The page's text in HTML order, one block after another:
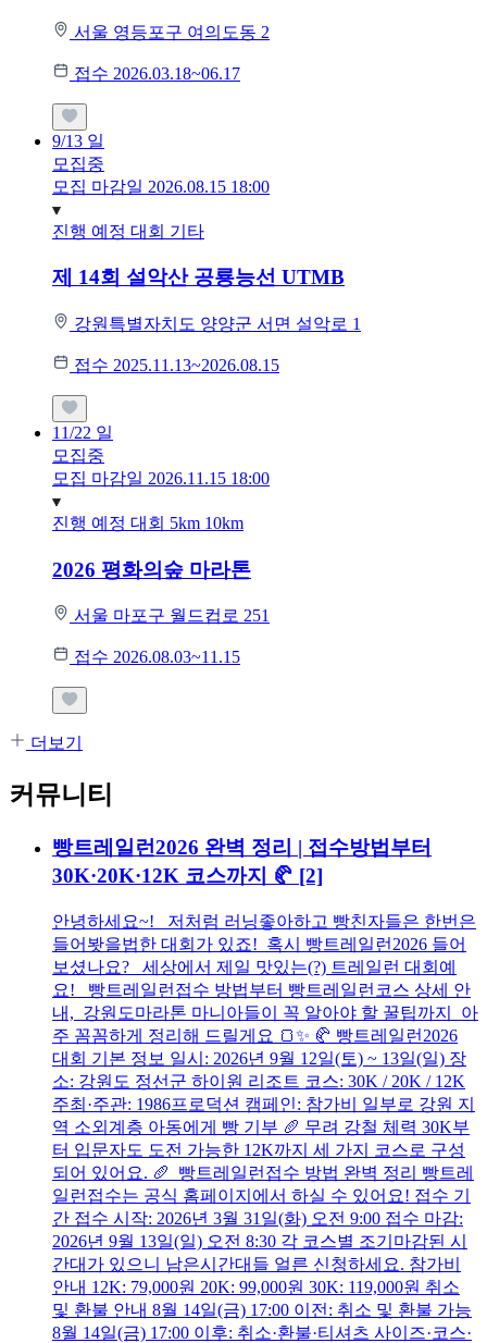
서울 영등포구 여의도동 2
접수 2026.03.18~06.17
9/13 일
모집중
모집 마감일 2026.08.15 18:00
진행 예정 대회 기타
제 14회 설악산 공룡능선 UTMB
강원특별자치도 양양군 서면 설악로 1
접수 2025.11.13~2026.08.15
11/22 일
모집중
모집 마감일 2026.11.15 18:00
진행 예정 대회 5km 10km
2026 평화의숲 마라톤
서울 마포구 월드컵로 251
접수 2026.08.03~11.15
더보기
커뮤니티
빵트레일런2026 완벽 정리 | 접수방법부터
30K·20K·12K 코스까지 🥐 [2]
안녕하세요~! 저처럼 러닝좋아하고 빵친자들은 한번은
들어봣을법한 대회가 있죠! 혹시 빵트레일런2026 들어
보셨나요? 세상에서 제일 맛있는(?) 트레일런 대회예
요! 빵트레일런접수 방법부터 빵트레일런코스 상세 안
내, 강원도마라톤 마니아들이 꼭 알아야 할 꿀팁까지 아
주 꼼꼼하게 정리해 드릴게요 🍞✨ 🥐 빵트레일런2026
대회 기본 정보 일시: 2026년 9월 12일(토) ~ 13일(일) 장
소: 강원도 정선군 하이원 리조트 코스: 30K / 20K / 12K
주최·주관: 1986프로덕션 캠페인: 참가비 일부로 강원 지
역 소외계층 아동에게 빵 기부 🥖 무려 강철 체력 30K부
터 입문자도 도전 가능한 12K까지 세 가지 코스로 구성
되어 있어요. 🥖 빵트레일런접수 방법 완벽 정리 빵트레
일런접수는 공식 홈페이지에서 하실 수 있어요! 접수 기
간 접수 시작: 2026년 3월 31일(화) 오전 9:00 접수 마감:
2026년 9월 13일(일) 오전 8:30 각 코스별 조기마감된 시
간대가 있으니 남은시간대들 얼른 신청하세요. 참가비
안내 12K: 79,000원 20K: 99,000원 30K: 119,000원 취소
및 환불 안내 8월 14일(금) 17:00 이전: 취소 및 환불 가능
8월 14일(금) 17:00 이후: 취소·환불·티셔츠 사이즈·코스·